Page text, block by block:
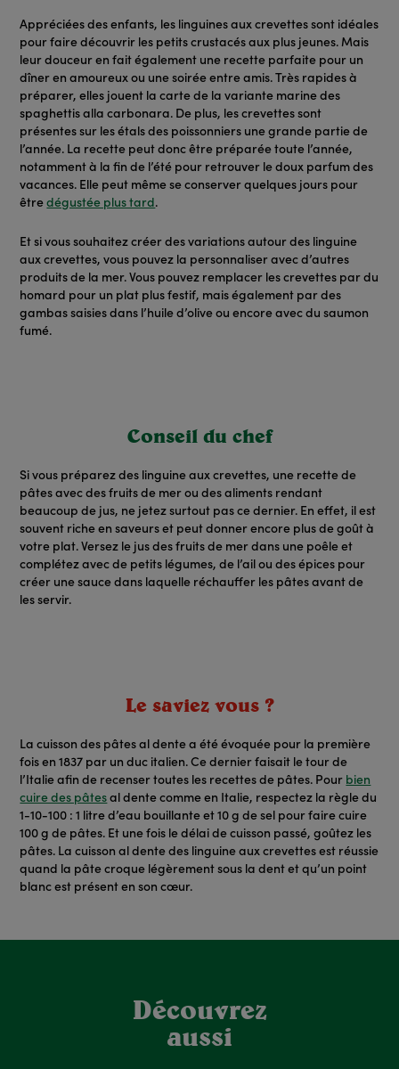
Appréciées des enfants, les linguines aux crevettes sont idéales
pour faire découvrir les petitscrustacés aux plus jeunes. Mais
leur douceur en fait également une recette parfaite pour un
dîner en amoureux ou une soirée entre amis. Très rapides à
préparer, elles jouent la carte de la variante marine des
spaghettis alla carbonara. De plus, les crevettes sont
présentes sur les étals des poissonniers une grande partie de
l’année. La recette peut donc être préparée toute l’année,
notamment à la fin de l’été pour retrouver le doux parfum des
vacances. Elle peut même se conserver quelques jours pour
êtredégustée plus tard.
Et si vous souhaitez créer des variations autour des linguine
aux crevettes, vous pouvez la personnaliser avec d’autres
produits de la mer. Vous pouvez remplacer les crevettes par du
homard pour un plat plus festif, mais également par des
gambas saisies dans l’huile d’olive ou encore avec du saumon
fumé.
Conseil du chef
Si vous préparez des linguine aux crevettes, une recette de
pâtes avec desfruits de mer ou des aliments rendant
beaucoup de jus, ne jetez surtout pas ce dernier. En effet, il est
souvent riche en saveurs et peut donner encore plus de goût à
votre plat. Versez le jus des fruits de mer dans une poêle et
complétez avec de petits légumes, de l’ail ou des épices pour
créer une sauce dans laquelle réchauffer les pâtes avant de
les servir.
Le saviez vous ?
La cuisson des pâtes al dentea été évoquée pour la première
fois en 1837 par un duc italien. Ce dernier faisait le tour de
l’Italie afin de recenser toutes les recettes de pâtes. Pour bien
cuire des pâtes al dente comme en Italie, respectez la règle du
1-10-100 : 1 litre d’eau bouillante et 10 g de sel pour faire cuire
100 g de pâtes. Et une fois le délai de cuisson passé, goûtez les
pâtes. La cuisson al dente des linguine aux crevettes est réussie
quand la pâte croque légèrement sous la dent et qu’un point
blanc est présent en son cœur.
Découvrez
aussi